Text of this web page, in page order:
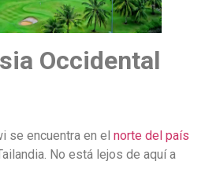
Occidental
se encuentra en el norte del país
No está lejos de aquí a